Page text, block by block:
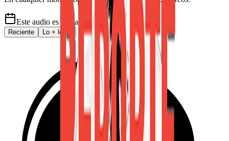
Este audio es de hace 6 años
Reciente Lo + leído